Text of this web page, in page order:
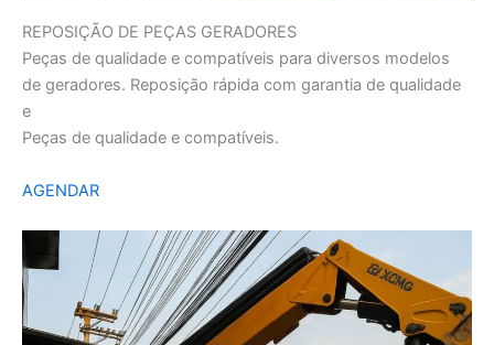
REPOSIÇÃO DE PEÇAS GERADORES
Peças de qualidade e compatíveis para diversos modelos
de geradores. Reposição rápida com garantia de qualidade
e
Peças de qualidade e compatíveis.
AGENDAR